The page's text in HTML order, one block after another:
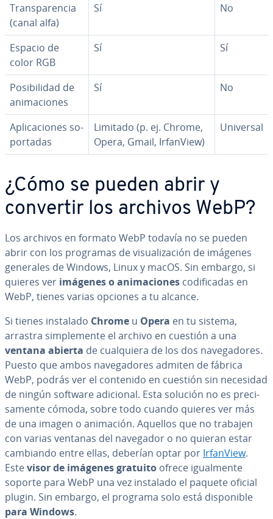
Tra­n­s­pa­re­n­cia
(canal alfa)
Sí No
Espacio de
color RGB
Sí Sí
Po­si­bi­li­dad de
ani­ma­cio­nes
Sí No
Apli­ca­cio­nes so­
po­r­ta­das
Limitado (p. ej. Chrome,
Opera, Gmail, IrfanView)
Universal
¿Cómo se pueden abrir y
convertir los archivos WebP?
Los archivos en formato WebP todavía no se pueden
abrir con los programas de vi­sua­li­za­ción de imágenes
generales de Windows, Linux y macOS. Sin embargo, si
quieres ver imágenes o ani­ma­cio­nes co­di­fi­ca­das en
WebP, tienes varias opciones a tu alcance.
Si tienes instalado Chrome u Opera en tu sistema,
arrastra si­m­ple­me­n­te el archivo en cuestión a una
ventana abierta de cua­l­quie­ra de los dos na­ve­ga­do­res.
Puesto que ambos na­ve­ga­do­res admiten de fábrica
WebP, podrás ver el contenido en cuestión sin necesidad
de ningún software adicional. Esta solución no es pre­ci­
sa­me­n­te cómoda, sobre todo cuando quieres ver más
de una imagen o animación. Aquellos que no trabajen
con varias ventanas del navegador o no quieran estar
cambiando entre ellas, deberían optar por IrfanView.
Estevisor de imágenes gratuito ofrece igua­l­me­n­te
soporte para WebP una vez instalado el paquete oficial
plugin. Sin embargo, el programa solo está di­s­po­ni­ble
para Windows.